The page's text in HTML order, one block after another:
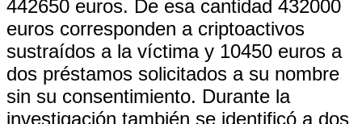
442650 euros. De esa cantidad 432000
euros corresponden a criptoactivos
sustraídos a la víctima y 10450 euros a
dos préstamos solicitados a su nombre
sin su consentimiento. Durante la
investigación también se identificó a dos